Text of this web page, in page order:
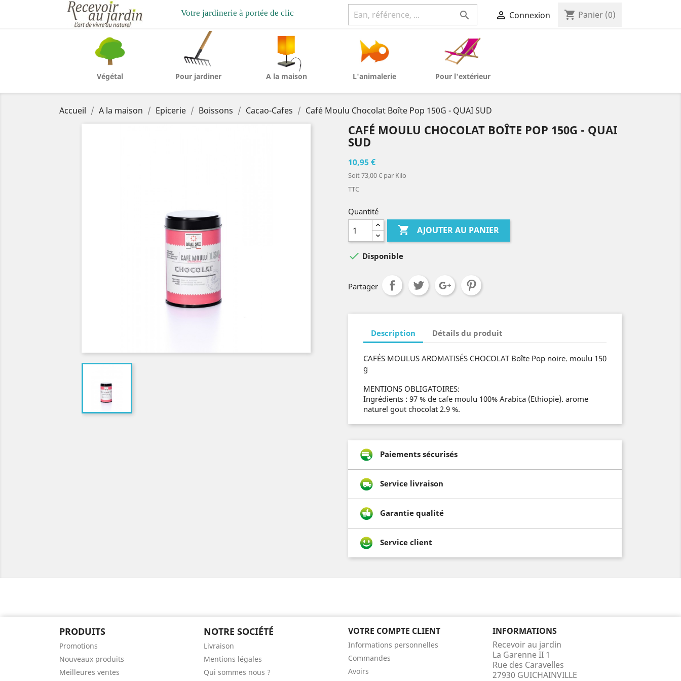
Votre jardinerie à portée de clic   Connexion shopping_cart Panier (0)
Végétal Pour jardiner A la maison L'animalerie Pour l'extérieur
Accueil A la maison Epicerie Boissons Cacao-Cafes Café Moulu Chocolat Boîte Pop 150G - QUAI SUD
CAFÉ MOULU CHOCOLAT BOÎTE POP 150G - QUAI
SUD
10,95 €
Soit 73,00 € par Kilo
TTC
Quantité
 AJOUTER AU PANIER
 Disponible
Partager
Description Détails du produit
CAFÉS MOULUS AROMATISÉS CHOCOLAT Boîte Pop noire. moulu 150
g
MENTIONS OBLIGATOIRES:
Ingrédients : 97 % de cafe moulu 100% Arabica (Ethiopie). arome
naturel gout chocolat 2.9 %.
Paiements sécurisés
Service livraison
Garantie qualité
Service client
PRODUITS
Promotions
Nouveaux produits
Meilleures ventes
NOTRE SOCIÉTÉ
Livraison
Mentions légales
Qui sommes nous ?
VOTRE COMPTE CLIENT
Informations personnelles
Commandes
Avoirs
INFORMATIONS
Recevoir au jardin
La Garenne II 1
Rue des Caravelles
27930 GUICHAINVILLE